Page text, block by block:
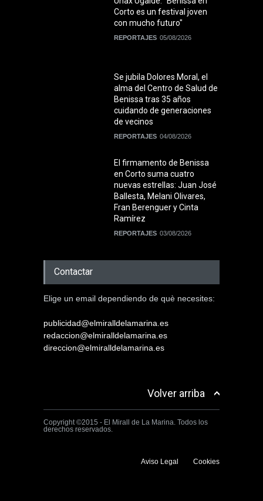
Corto es un festival joven
con mucho futuro"
REPORTAJES 05/08/2026
Se jubila Dolores Moral, el
alma del Centro de Salud de
Benissa tras 35 años
cuidando de generaciones
de vecinos
REPORTAJES 04/08/2026
El firmamento de Benissa
en Corto suma cuatro
nuevas estrellas: Juan José
Ballesta, Melani Olivares,
Fran Berenguer y Cinta
Ramírez
REPORTAJES 03/08/2026
Contactar
Elige un email dependiendo de què necesites:
publicidad@elmiralldelamarina.es
redaccion@elmiralldelamarina.es
direccion@elmiralldelamarina.es
Volver arriba
Copyright ©2015 - El Mirall de La Marina. Todos los
derechos reservados.
Aviso Legal Cookies